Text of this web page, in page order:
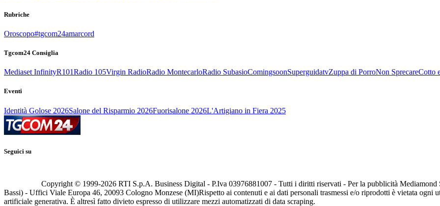
Rubriche
Oroscopo#tgcom24amarcord
Tgcom24 Consiglia
Mediaset InfinityR101Radio 105Virgin RadioRadio MontecarloRadio SubasioComingsoonSuperguidatvZuppa di PorroNon SprecareCotto
Eventi
Identità Golose 2026Salone del Risparmio 2026Fuorisalone 2026L'Artigiano in Fiera 2025
Seguici su
Copyright © 1999-2026 RTI S.p.A. Business Digital - P.Iva 03976881007 - Tutti i diritti riservati - Per la pubblicità
Bassi) - Uffici Viale Europa 46, 20093 Cologno Monzese (MI)Rispetto ai contenuti e ai dati personali trasmessi e/o riprodotti è vietata ogni
artificiale generativa. È altresì fatto divieto espresso di utilizzare mezzi automatizzati di data scraping.